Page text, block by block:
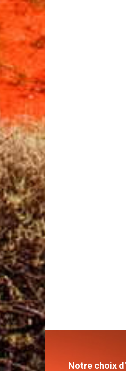
Notre choix